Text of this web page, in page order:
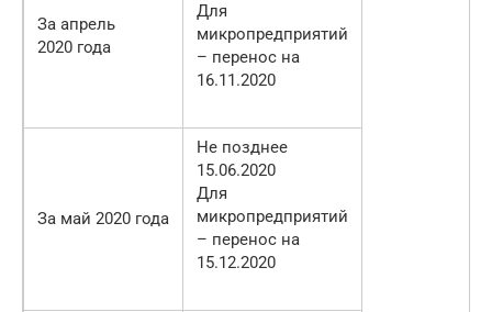
За апрель
2020 года
Для
микропредприятий
– перенос на
16.11.2020
За май 2020 года
Не позднее
15.06.2020
Для
микропредприятий
– перенос на
15.12.2020